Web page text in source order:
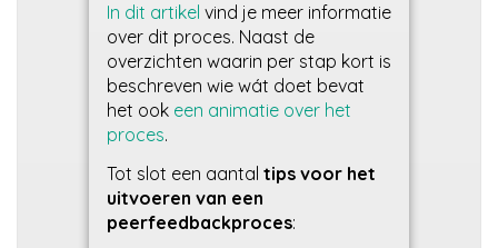
In dit artikel vind je meer informatie
over dit proces. Naast de
overzichten waarin per stap kort is
beschreven wie wát doet bevat
het ook een animatie over het
proces.
Tot slot een aantal tips voor het
uitvoeren van een
peerfeedbackproces: